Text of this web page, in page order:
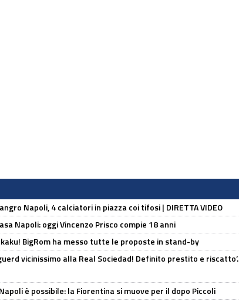
Napoli, 4 calciatori in piazza coi tifosi | DIRETTA VIDEO
Napoli: oggi Vincenzo Prisco compie 18 anni
BigRom ha messo tutte le proposte in stand-by
vicinissimo alla Real Sociedad! Definito prestito e riscatto’.
è possibile: la Fiorentina si muove per il dopo Piccoli